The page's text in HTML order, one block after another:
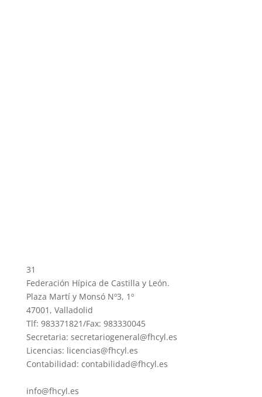
31
Federación Hípica de Castilla y León.
Plaza Martí y Monsó Nº3, 1º
47001, Valladolid
Tlf: 983371821/Fax: 983330045
Secretaria: secretariogeneral@fhcyl.es
Licencias: licencias@fhcyl.es
Contabilidad: contabilidad@fhcyl.es
info@fhcyl.es